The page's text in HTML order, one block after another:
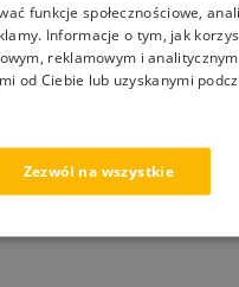
funkcje społecznościowe,
Informacje o tym, jak
reklamowym i
od Ciebie lub uzyskanymi
Zezwól na wszystkie